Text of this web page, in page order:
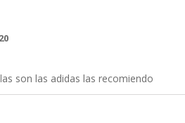
son las adidas las recomiendo